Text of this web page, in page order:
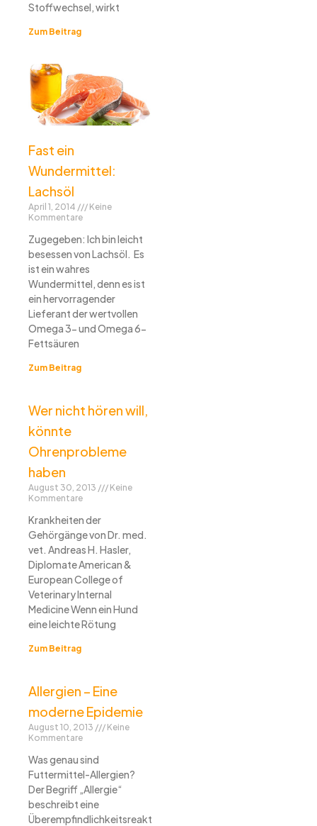
Stoffwechsel, wirkt
Zum Beitrag
Fast ein
Wundermittel:
Lachsöl
April 1, 2014
Keine
Kommentare
Zugegeben: Ich bin leicht
besessen von Lachsöl. Es
ist ein wahres
Wundermittel, denn es ist
ein hervorragender
Lieferant der wertvollen
Omega 3- und Omega 6-
Fettsäuren
Zum Beitrag
Wer nicht hören will,
könnte
Ohrenprobleme
haben
August 30, 2013
Keine
Kommentare
Krankheiten der
Gehörgänge von Dr. med.
vet. Andreas H. Hasler,
Diplomate American &
European College of
Veterinary Internal
Medicine Wenn ein Hund
eine leichte Rötung
Zum Beitrag
Allergien – Eine
moderne Epidemie
August 10, 2013
Keine
Kommentare
Was genau sind
Futtermittel-Allergien?
Der Begriff „Allergie“
beschreibt eine
Überempfindlichkeitsreaktion,